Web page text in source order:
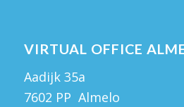
VIRTUAL OFFICE
Aadijk 35a
7602 PP Almelo